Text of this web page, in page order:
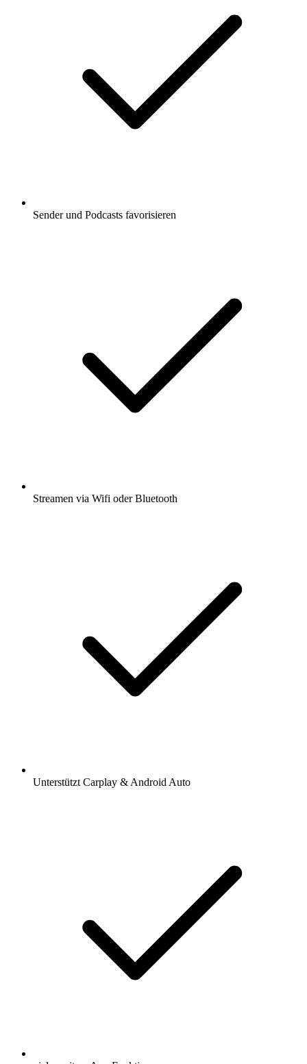
Sender und Podcasts favorisieren
Streamen via Wifi oder Bluetooth
Unterstützt Carplay & Android Auto